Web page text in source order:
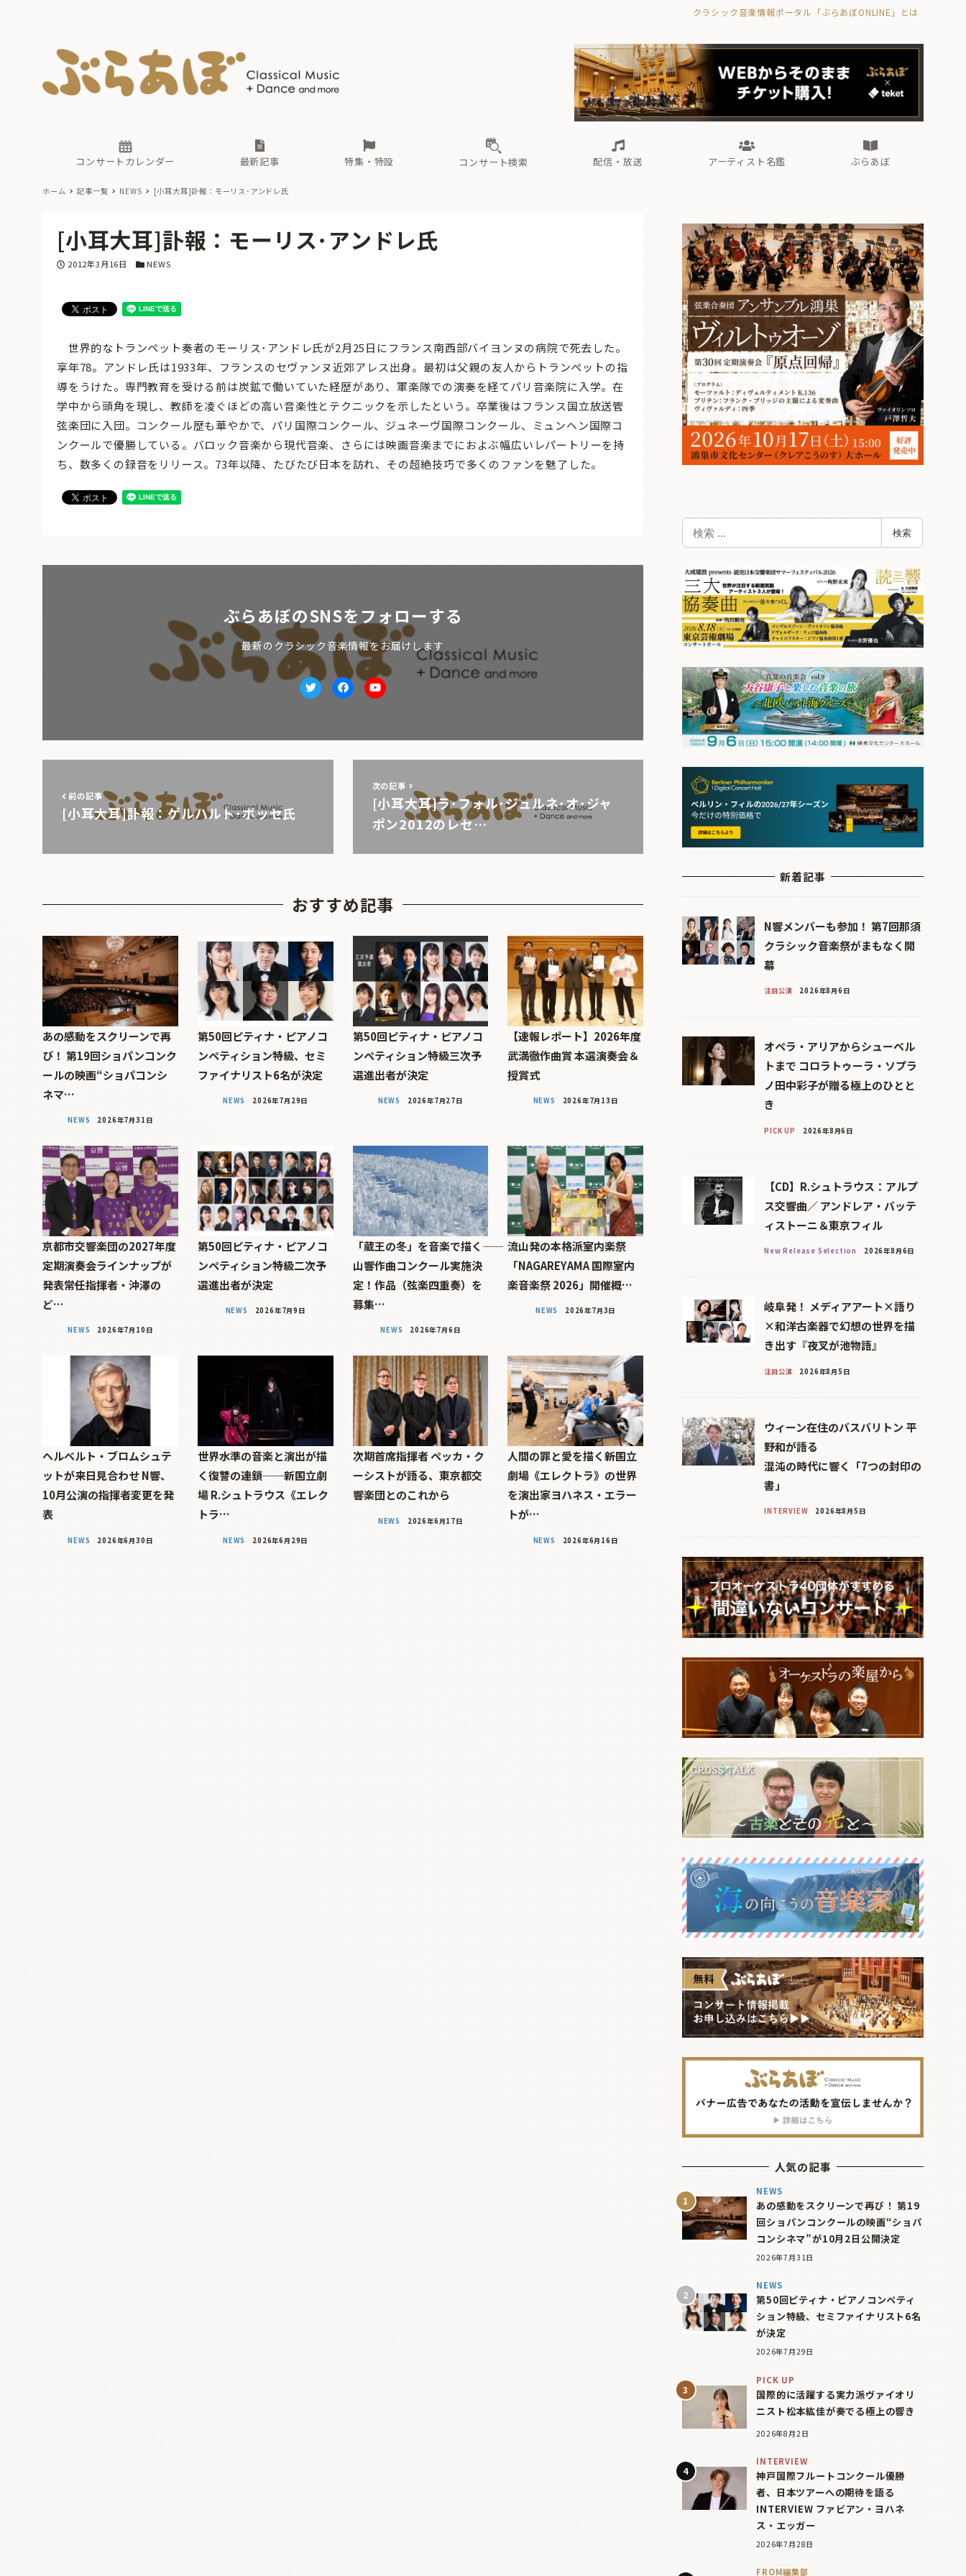
クラシック音楽情報ポータル「ぶらあぼONLINE」とは
コンサートカレンダー 最新記事
古楽とその先と オーケストラの楽屋から ぶらあぼブラス！
フォルテピアノ・オデッセイ
特集・特設
現場のプロが推す！間違いないオーケストラコンサート
コンサート検索 配信・放送
無料ライブ配信スケジュール 有料ライブ配信スケジュール
アーティスト名鑑
あ か な は
ぶらあぼ
古楽とその先と 海の向こうの音楽家 Aからの眺望 ぶらあぼブラス！
フォルテピアノ・オデッセイ
過去の特集
無料ライブ配信スケジュール
あ か さ
ホーム 記事一覧 NEWS [小耳大耳]訃報：モーリス･アンドレ氏
[小耳大耳]訃報：モーリス･アンドレ氏
投稿日
2012年3月16日 カテゴリー
NEWS
世界的なトランペット奏者のモーリス･アンドレ氏が2月25日にフランス南西部バイヨンヌの病院で死去した。
享年78。アンドレ氏は1933年、フランスのセヴァンヌ近郊アレス出身。最初は父親の友人からトランペットの指
導をうけた。専門教育を受ける前は炭鉱で働いていた経歴があり、軍楽隊での演奏を経てパリ音楽院に入学。在
学中から頭角を現し、教師を凌ぐほどの高い音楽性とテクニックを示したという。卒業後はフランス国立放送管
弦楽団に入団。コンクール歴も華やかで、パリ国際コンクール、ジュネーヴ国際コンクール、ミュンヘン国際コ
ンクールで優勝している。バロック音楽から現代音楽、さらには映画音楽までにおよぶ幅広いレパートリーを持
ち、数多くの録音をリリース。73年以降、たびたび日本を訪れ、その超絶技巧で多くのファンを魅了した。
ぶらあぼのSNSをフォローする
最新のクラシック音楽情報をお届けします
TwitterfacebookYoutube
前の記事
[小耳大耳]訃報：ゲルハルト･ボッセ氏
次の記事
[小耳大耳]ラ･フォル･ジュルネ･オ･ジャ
ポン2012のレセ…
おすすめ記事
あの感動をスクリーンで再
び！ 第19回ショパンコンク
ールの映画“ショパコンシ
ネマ…
NEWS 2026年7月31日
第50回ピティナ・ピアノコ
ンペティション特級、セミ
ファイナリスト6名が決定
NEWS 2026年7月29日
第50回ピティナ・ピアノコ
ンペティション特級三次予
選進出者が決定
NEWS 2026年7月27日
【速報レポート】2026年度
武満徹作曲賞 本選演奏会＆
授賞式
NEWS 2026年7月13日
京都市交響楽団の2027年度
定期演奏会ラインナップが
発表――常任指揮者・沖澤の
ど…
NEWS 2026年7月10日
第50回ピティナ・ピアノコ
ンペティション特級二次予
選進出者が決定
NEWS 2026年7月9日
「蔵王の冬」を音楽で描く――
山響作曲コンクール実施決
定！作品（弦楽四重奏）を
募集…
NEWS 2026年7月6日
流山発の本格派室内楽祭
「NAGAREYAMA 国際室内
楽音楽祭 2026」開催概…
NEWS 2026年7月3日
ヘルベルト・ブロムシュテ
ットが来日見合わせ N響、
10月公演の指揮者変更を発
表
NEWS 2026年6月30日
世界水準の音楽と演出が描
く復讐の連鎖──新国立劇
場 R.シュトラウス《エレク
トラ…
NEWS 2026年6月29日
次期首席指揮者 ペッカ・ク
ーシストが語る、東京都交
響楽団とのこれから
NEWS 2026年6月17日
人間の罪と愛を描く――新国立
劇場《エレクトラ》の世界
を演出家ヨハネス・エラー
トが…
NEWS 2026年6月16日
検
索
検索
新着記事
N響メンバーも参加！ 第7回那須
クラシック音楽祭がまもなく開
幕
注目公演 2026年8月6日
オペラ・アリアからシューベル
トまで コロラトゥーラ・ソプラ
ノ田中彩子が贈る極上のひとと
き
PICK UP 2026年8月6日
【CD】R.シュトラウス：アルプ
ス交響曲／ アンドレア・バッテ
ィストーニ＆東京フィル
New Release Selection 2026年8月6日
岐阜発！ メディアアート×語り
×和洋古楽器で幻想の世界を描
き出す『夜叉が池物語』
注目公演 2026年8月5日
ウィーン在住のバスバリトン 平
野和が語る
混沌の時代に響く「7つの封印の
書」
INTERVIEW 2026年8月5日
人気の記事
NEWS
あの感動をスクリーンで再び！ 第19
回ショパンコンクールの映画“ショパ
コンシネマ”が10月2日公開決定
2026年7月31日
NEWS
第50回ピティナ・ピアノコンペティ
ション特級、セミファイナリスト6名
が決定
2026年7月29日
PICK UP
国際的に活躍する実力派ヴァイオリ
ニスト松本紘佳が奏でる極上の響き
2026年8月2日
INTERVIEW
神戸国際フルートコンクール優勝
者、日本ツアーへの期待を語る
INTERVIEW ファビアン・ヨハネ
ス・エッガー
2026年7月28日
FROM編集部